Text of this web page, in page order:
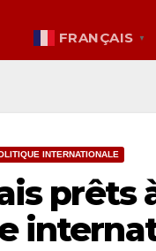
FRANÇAIS ▼
INTERNATIONALE
prêts